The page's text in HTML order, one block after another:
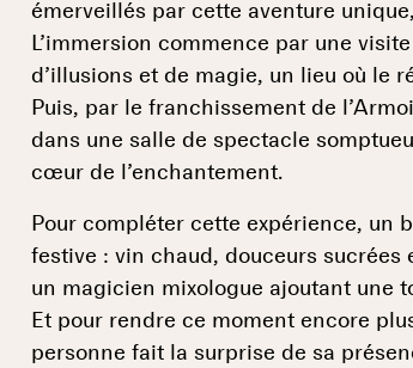
émerveillés par cette aventure
L’immersion commence par une
d’illusions et de magie, un lieu où le
Puis, par le franchissement de
dans une salle de spectacle
cœur de l’enchantement.
Pour compléter cette expérience, un
festive : vin chaud, douceurs
un magicien mixologue ajoutant une
Et pour rendre ce moment encore
personne fait la surprise de sa